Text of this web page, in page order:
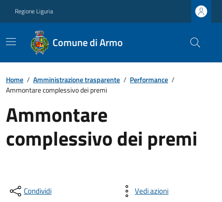
Regione Liguria
Comune di Armo
Home / Amministrazione trasparente / Performance /
Ammontare complessivo dei premi
Ammontare
complessivo dei premi
Condividi Vedi azioni